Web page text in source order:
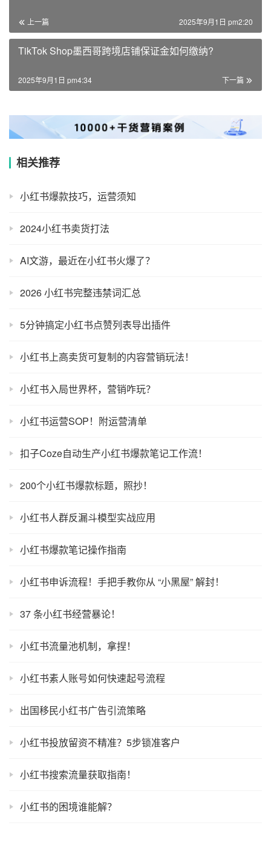
上一篇 2025年9月1日 pm2:20
TikTok Shop墨西哥跨境店铺保证金如何缴纳?
下一篇
2025年9月1日 pm4:34
相关推荐
小红书爆款技巧，运营须知
2024小红书卖货打法
AI文游，最近在小红书火爆了？
2026 小红书完整违禁词汇总
5分钟搞定小红书点赞列表导出插件
小红书上高卖货可复制的内容营销玩法！
小红书入局世界杯，营销咋玩？
小红书运营SOP！附运营清单
扣子Coze自动生产小红书爆款笔记工作流！
200个小红书爆款标题，照抄！
小红书人群反漏斗模型实战应用
小红书爆款笔记操作指南
小红书申诉流程！手把手教你从 “小黑屋” 解封！
37 条小红书经营暴论！
小红书流量池机制，拿捏！
小红书素人账号如何快速起号流程
出国移民小红书广告引流策略
小红书投放留资不精准？5步锁准客户
小红书搜索流量获取指南！
小红书的困境谁能解？